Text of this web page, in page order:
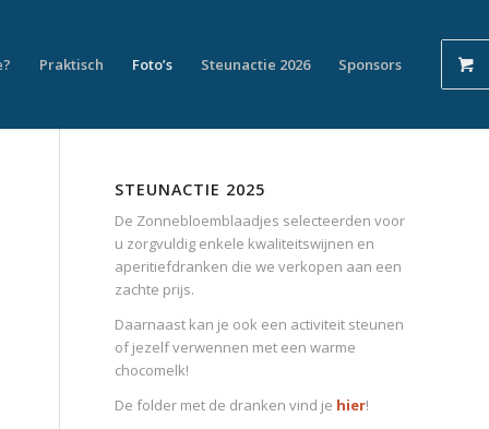
Praktisch Foto’s Steunactie 2026 Sponsors
STEUNACTIE 2025
De Zonnebloemblaadjes selecteerden voor
u zorgvuldig enkele kwaliteitswijnen en
aperitiefdranken die we verkopen aan een
zachte prijs.
Daarnaast kan je ook een activiteit steunen
of jezelf verwennen met een warme
chocomelk!
De folder met de dranken vind je hier!